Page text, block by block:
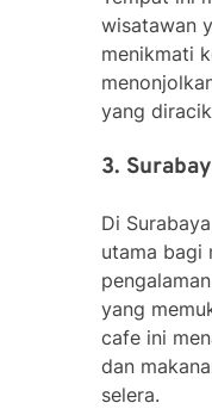
wisatawan
menikmati
yang
3.
Di
utama bagi
yang
cafe ini
dan
selera.